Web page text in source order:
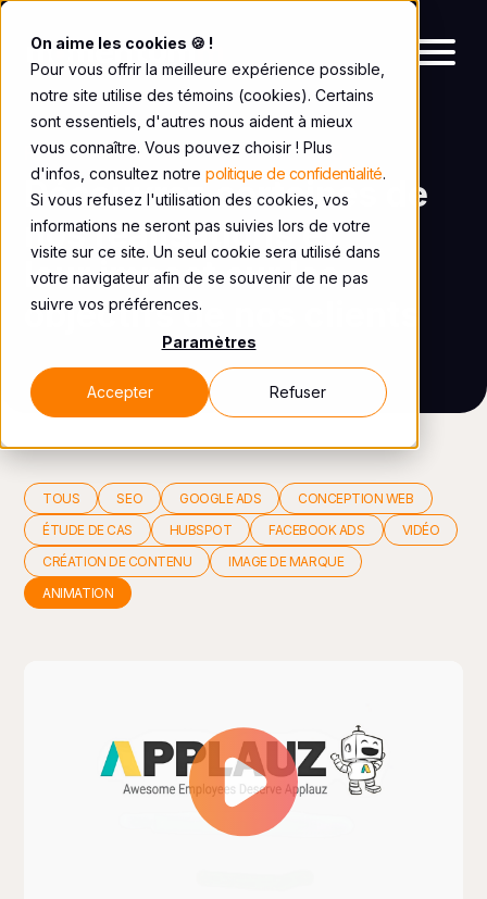
On aime les cookies 🍪 !
Pour vous offrir la meilleure expérience possible,
notre site utilise des témoins (cookies). Certains
sont essentiels, d'autres nous aident à mieux
vous connaître. Vous pouvez choisir ! Plus
d'infos, consultez notre politique de confidentialité.
Si vous refusez l'utilisation des cookies, vos
informations ne seront pas suivies lors de votre
visite sur ce site. Un seul cookie sera utilisé dans
votre navigateur afin de se souvenir de ne pas
suivre vos préférences.
Paramètres
Accepter Refuser
RÉALISATIONS ET ÉTUDES DE CAS
Découvrez certaines de
nos réalisations et
leur impact sur les
objectifs de nos clients
TOUS SEO GOOGLE ADS
CONCEPTION WEB
ÉTUDE DE CAS
HUBSPOT FACEBOOK ADS
VIDÉO
CRÉATION DE CONTENU
IMAGE DE MARQUE
ANIMATION